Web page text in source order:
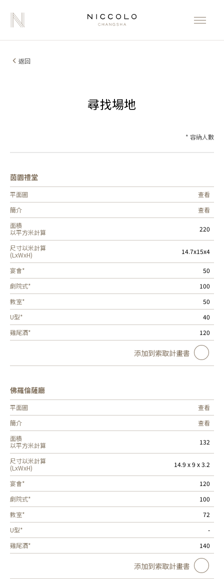
返回
尋找場地
* 容納人數
茵園禮堂
平面圖
查看
簡介
查看
面積
以平方米計算
220
尺寸以米計算
(LxWxH)
14.7x15x4
宴會*
50
劇院式*
100
教室*
50
U型*
40
雞尾酒*
120
添加到索取計畫書
佛羅倫薩廳
平面圖
查看
簡介
查看
面積
以平方米計算
132
尺寸以米計算
(LxWxH)
14.9 x 9 x 3.2
宴會*
120
劇院式*
100
教室*
72
U型*
-
雞尾酒*
140
添加到索取計畫書